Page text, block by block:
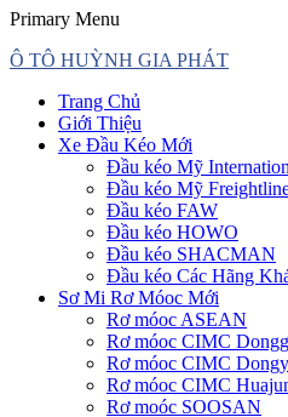
Primary Menu
Ô TÔ HUỲNH GIA PHÁT
Trang Chủ
Giới Thiệu
Xe Đầu Kéo Mới
Đầu kéo Mỹ
Đầu kéo Mỹ
Đầu kéo FAW
Đầu kéo HOWO
Đầu kéo SHACMAN
Đầu kéo Các Hãng
Sơ Mi Rơ Móoc Mới
Rơ móoc ASEAN
Rơ móoc CIMC
Rơ móoc CIMC
Rơ móoc CIMC
Rơ moóc SOOSAN